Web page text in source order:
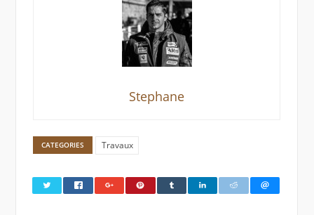
Stephane
CATEGORIES Travaux